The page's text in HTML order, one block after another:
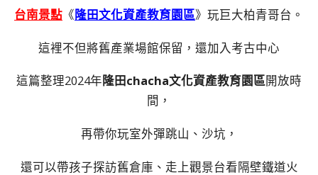
台南景點 《隆田文化資產教育園區》玩巨大柏青哥台。
這裡不但將舊產業場館保留，還加入考古中心
這篇整理2024年隆田chacha文化資產教育園區開放時
間，
再帶你玩室外彈跳山、沙坑，
還可以帶孩子探訪舊倉庫、走上觀景台看隔壁鐵道火